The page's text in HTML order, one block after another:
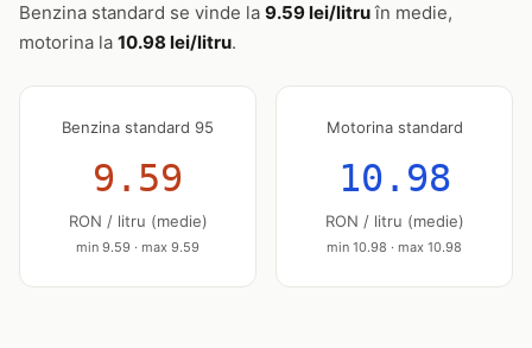
Benzina standard se vinde la 9.59 lei/litruîn medie,
motorina la 10.98 lei/litru.
Benzina standard 95
9.59
RON / litru (medie)
min 9.59 · max 9.59
Motorina standard
10.98
RON / litru (medie)
min 10.98 · max 10.98